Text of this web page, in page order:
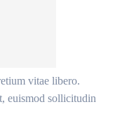
vitae libero.
euismod sollicitudin